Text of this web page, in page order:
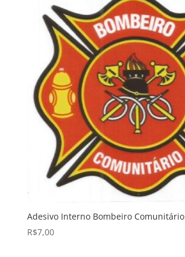
Adesivo Interno Bombeiro Comunitário
R$7,00